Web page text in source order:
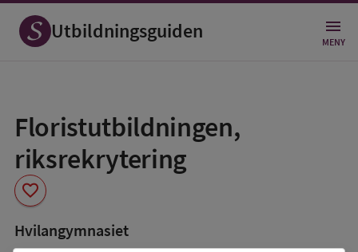
Utbildningsguiden MENY
Floristutbildningen,
riksrekrytering
favorite
som
favorit
Hvilangymnasiet